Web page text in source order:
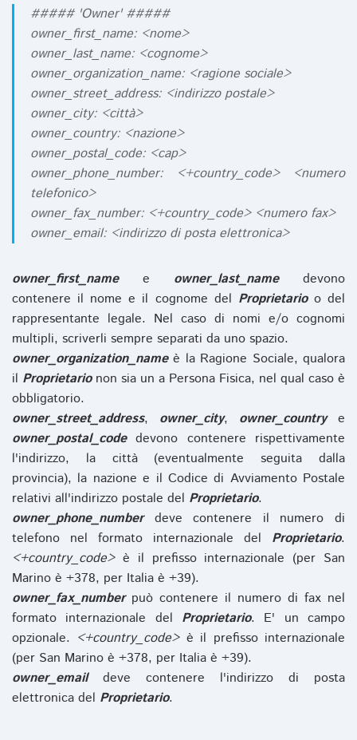
##### 'Owner' #####
owner_first_name: <nome>
owner_last_name: <cognome>
owner_organization_name: <ragione sociale>
owner_street_address: <indirizzo postale>
owner_city: <città>
owner_country: <nazione>
owner_postal_code: <cap>
owner_phone_number: <+country_code> <numero
telefonico>
owner_fax_number: <+country_code> <numero fax>
owner_email: <indirizzo di posta elettronica>
owner_first_namee owner_last_namedevono
contenere il nome e il cognome del Proprietarioo del
rappresentante legale. Nel caso di nomi e/o cognomi
multipli, scriverli sempre separati da uno spazio.
owner_organization_nameè la Ragione Sociale, qualora
il Proprietarionon sia un a Persona Fisica, nel qual caso è
obbligatorio.
owner_street_address, owner_city, owner_countrye
owner_postal_codedevono contenere rispettivamente
l'indirizzo, la città (eventualmente seguita dalla
provincia), la nazione e il Codice di Avviamento Postale
relativi all'indirizzo postale del Proprietario.
owner_phone_numberdeve contenere il numero di
telefono nel formato internazionale del Proprietario.
<+country_code>è il prefisso internazionale (per San
Marino è +378, per Italia è +39).
owner_fax_numberpuò contenere il numero di fax nel
formato internazionale del Proprietario. E' un campo
opzionale. <+country_code>è il prefisso internazionale
(per San Marino è +378, per Italia è +39).
owner_emaildeve contenere l'indirizzo di posta
elettronica del Proprietario.